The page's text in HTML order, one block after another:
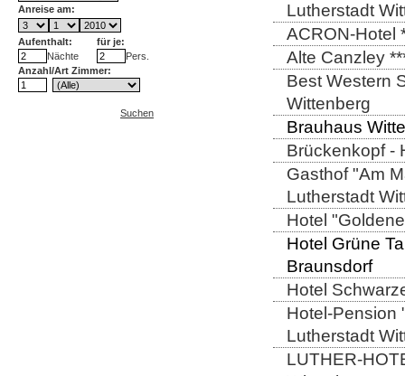
Anreise am:
Aufenthalt:
für je:
Nächte
Pers.
Anzahl/Art Zimmer:
Suchen
Lutherstadt
ACRON-Hotel
Alte Canzley
Best Western
Wittenberg
Brauhaus
Brückenkopf -
Gasthof "Am
Lutherstadt
Hotel
Hotel Grüne
Braunsdorf
Hotel
Hotel-Pension
Lutherstadt
LUTHER-